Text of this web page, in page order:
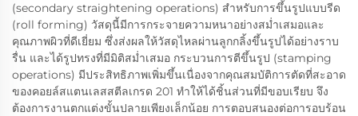
(secondary straightening operations) สำหรับการขึ้นรูปแบบรีด
(roll forming) วัสดุนี้มีการกระจายความหนาอย่างสม่ำเสมอและ
คุณภาพผิวที่ดีเยี่ยม ซึ่งส่งผลให้วัสดุไหลผ่านลูกกลิ้งขึ้นรูปได้อย่างราบ
รื่น และได้รูปทรงที่มีมิติสม่ำเสมอ กระบวนการตีขึ้นรูป (stamping
operations) มีประสิทธิภาพเพิ่มขึ้นเนื่องจากคุณสมบัติการตัดที่สะอาด
ของคอยล์สแตนเลสสตีลเกรด 201 ทำให้ได้ชิ้นส่วนที่มีขอบเรียบ จึง
ต้องการงานตกแต่งขั้นปลายเพียงเล็กน้อย การตอบสนองต่อการอบร้อน